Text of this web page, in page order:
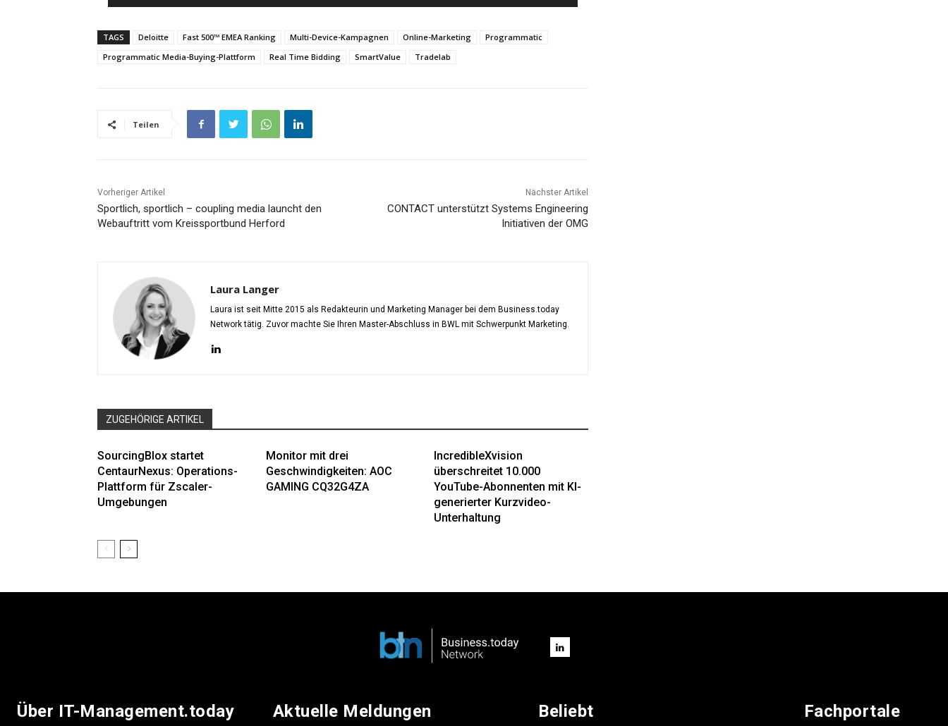
TAGS Deloitte Fast 500™ EMEA Ranking Multi-Device-Kampagnen Online-Marketing
Programmatic
Programmatic Media-Buying-Plattform
Real Time Bidding SmartValue Tradelab
Teilen
Vorheriger Artikel
Sportlich, sportlich – coupling media launcht den
Webauftritt vom Kreissportbund Herford
Nächster Artikel
CONTACT unterstützt Systems Engineering
Initiativen der OMG
Laura Langer
Laura ist seit Mitte 2015 als Redakteurin und Marketing Manager bei dem Business.today
Network tätig. Zuvor machte Sie Ihren Master-Abschluss in BWL mit Schwerpunkt Marketing.
ZUGEHÖRIGE ARTIKEL
SourcingBlox startet
CentaurNexus: Operations-
Plattform für Zscaler-
Umgebungen
Monitor mit drei
Geschwindigkeiten: AOC
GAMING CQ32G4ZA
IncredibleXvision
überschreitet 10.000
YouTube-Abonnenten mit KI-
generierter Kurzvideo-
Unterhaltung
Über IT-Management.today Aktuelle Meldungen Beliebt Fachportale